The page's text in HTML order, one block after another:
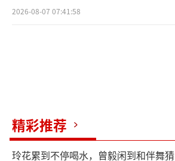
2026-08-07 07:41:58
精彩推荐
玲花累到不停喝水，曾毅闲到和伴舞猜